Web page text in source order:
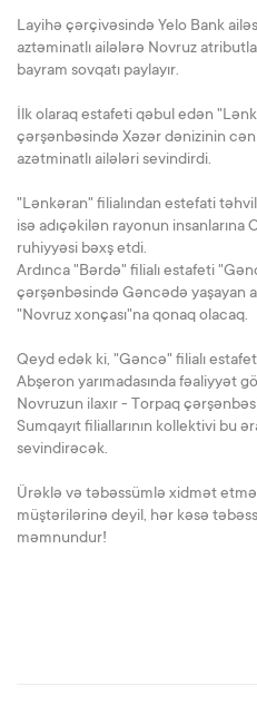
Layihə çərçivəsində Yelo Bank
aztəminatlı ailələrə Novruz
bayram sovqatı paylayır.
İlk olaraq estafeti qəbul edən
çərşənbəsində Xəzər dənizinin
azətminatlı ailələri sevindirdi.
"Lənkəran" filialından estefati
isə adıçəkilən rayonun
ruhiyyəsi bəxş etdi.
Ardınca "Bərdə" filialı estafeti
çərşənbəsində Gəncədə yaşayan
"Novruz xonçası"na qonaq olacaq.
Qeyd edək ki, "Gəncə" filialı
Abşeron yarımadasında fəaliyyət
Novruzun ilaxır - Torpaq
Sumqayıt filiallarının kollektivi bu
sevindirəcək.
Ürəklə və təbəssümlə xidmət
müştərilərinə deyil, hər kəsə
məmnundur!